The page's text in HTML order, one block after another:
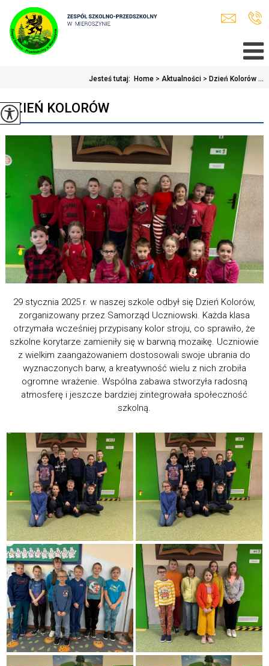
Jesteś tutaj: Home > Aktualności > Dzień Kolorów ...
DZIEŃ KOLORÓW
29 stycznia 2025 r. w naszej szkole odbył się Dzień Kolorów,
zorganizowany przez Samorząd Uczniowski. Każda klasa
otrzymała wcześniej przypisany kolor stroju, co sprawiło, że
szkolne korytarze zamieniły się w barwną mozaikę. Uczniowie
z wielkim zaangażowaniem dostosowali swoje ubrania do
wyznaczonych barw, a kreatywność wielu z nich zrobiła
ogromne wrażenie. Wspólna zabawa stworzyła radosną
atmosferę i jeszcze bardziej zintegrowała społeczność
szkolną.